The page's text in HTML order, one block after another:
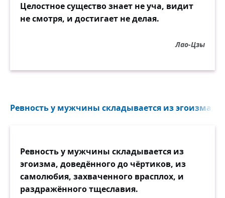
Или, может быть, чуточку рановато?"
Ну при чём тут морские ежи, признаться?
целоваться —
Ведь нельзя же всё просто, как дважды
странный".
И воскликнула: — Умная голова!
Обожаю слушать про океаны!
Целостное существо знает не уча, видит
не смотря, и достигает не делая.
Лао-Цзы
Ревность у мужчины складывается из эгоизма,
Ревность у мужчины складывается из
эгоизма, доведённого до чёртиков, из
самолюбия, захваченного врасплох, и
раздражённого тщеславия.